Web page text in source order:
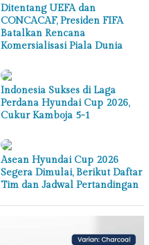
Ditentang UEFA dan
CONCACAF, Presiden FIFA
Batalkan Rencana
Komersialisasi Piala Dunia
Indonesia Sukses di Laga
Perdana Hyundai Cup 2026,
Cukur Kamboja 5-1
Asean Hyundai Cup 2026
Segera Dimulai, Berikut Daftar
Tim dan Jadwal Pertandingan